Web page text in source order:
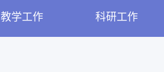
教学工作 科研工作